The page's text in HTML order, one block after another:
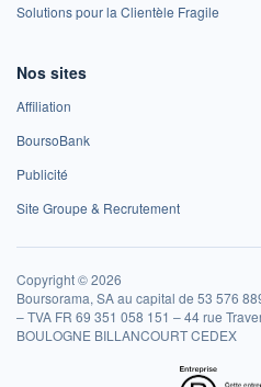
Solutions pour la Clientèle Fragile
Nos sites
Affiliation
BoursoBank
Publicité
Site Groupe & Recrutement
Copyright © 2026
Boursorama, SA au capital de 53 576
– TVA FR 69 351 058 151 – 44 rue
BOULOGNE BILLANCOURT CEDEX